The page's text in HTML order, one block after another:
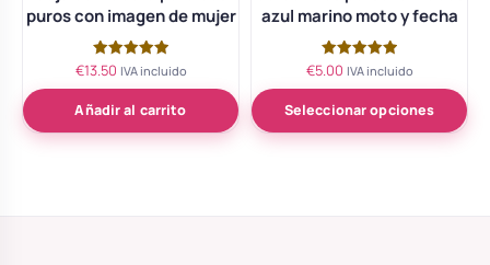
puros con imagen de mujer
Valorado
con
5.00
de 5
€13.50 IVA incluido
Añadir al carrito
azul marino moto y fecha
Valorado
con
5.00
de 5
€5.00 IVA incluido
Seleccionar opciones